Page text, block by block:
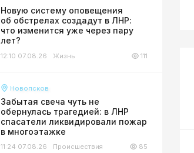
Новую систему оповещения
об обстрелах создадут в ЛНР:
что изменится уже через пару
лет?
12:10 07.08.26 Жизнь 111
Новопсков
Забытая свеча чуть не
обернулась трагедией: в ЛНР
спасатели ликвидировали пожар
в многоэтажке
11:24 07.08.26 Происшествия 85